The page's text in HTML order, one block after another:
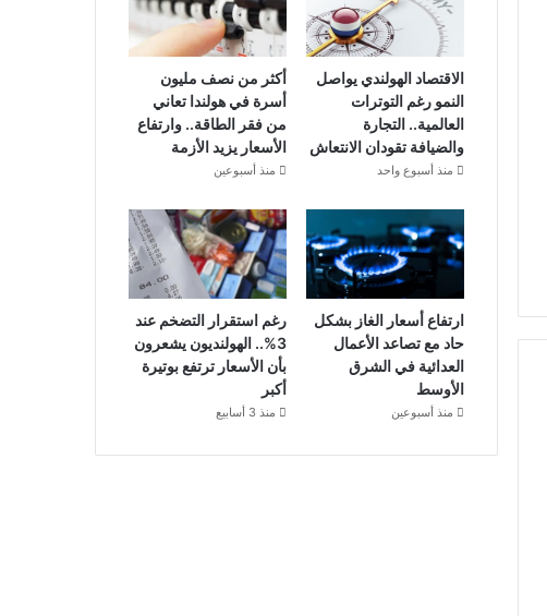
الاقتصاد الهولندي يواصل
النمو رغم التوترات
العالمية.. التجارة
والضيافة تقودان الانتعاش
منذ أسبوع واحد
أكثر من نصف مليون
أسرة في هولندا تعاني
من فقر الطاقة.. وارتفاع
الأسعار يزيد الأزمة
منذ أسبوعين
ارتفاع أسعار الغاز بشكل
حاد مع تصاعد الأعمال
العدائية في الشرق
الأوسط
منذ أسبوعين
رغم استقرار التضخم عند
3%.. الهولنديون يشعرون
بأن الأسعار ترتفع بوتيرة
أكبر
منذ 3 أسابيع